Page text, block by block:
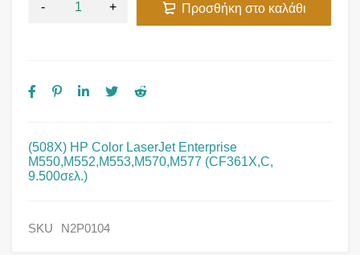
(508X) HP Color LaserJet Enterprise
M550,M552,M553,M570,M577 (CF361X,C,
9.500σελ.)
Προσθήκη στο καλάθι
SKU N2P0104